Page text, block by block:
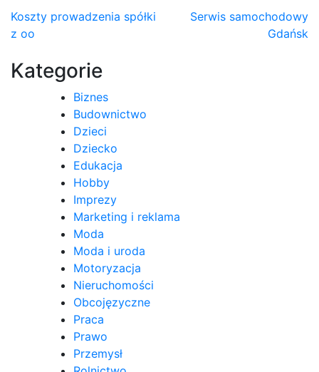
Nawigacja
wpisu
Koszty prowadzenia spółki
z oo
Serwis samochodowy
Gdańsk
Kategorie
Biznes
Budownictwo
Dzieci
Dziecko
Edukacja
Hobby
Imprezy
Marketing i reklama
Moda
Moda i uroda
Motoryzacja
Nieruchomości
Obcojęzyczne
Praca
Prawo
Przemysł